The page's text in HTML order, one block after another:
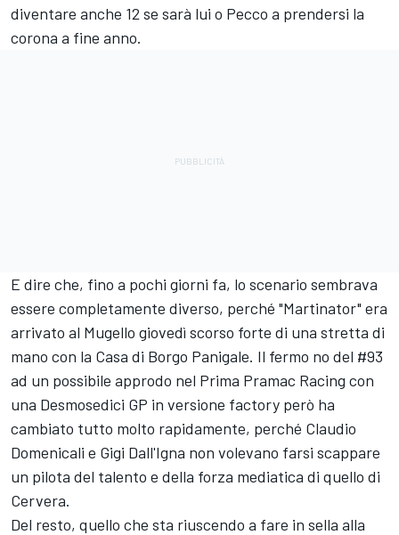
diventare anche 12 se sarà lui o Pecco a prendersi la
corona a fine anno.
E dire che, fino a pochi giorni fa, lo scenario sembrava
essere completamente diverso, perché "Martinator" era
arrivato al Mugello giovedì scorso forte di una stretta di
mano con la Casa di Borgo Panigale. Il fermo no del #93
ad un possibile approdo nel Prima Pramac Racing con
una Desmosedici GP in versione factory però ha
cambiato tutto molto rapidamente, perché Claudio
Domenicali e Gigi Dall'Igna non volevano farsi scappare
un pilota del talento e della forza mediatica di quello di
Cervera.
Del resto, quello che sta riuscendo a fare in sella alla